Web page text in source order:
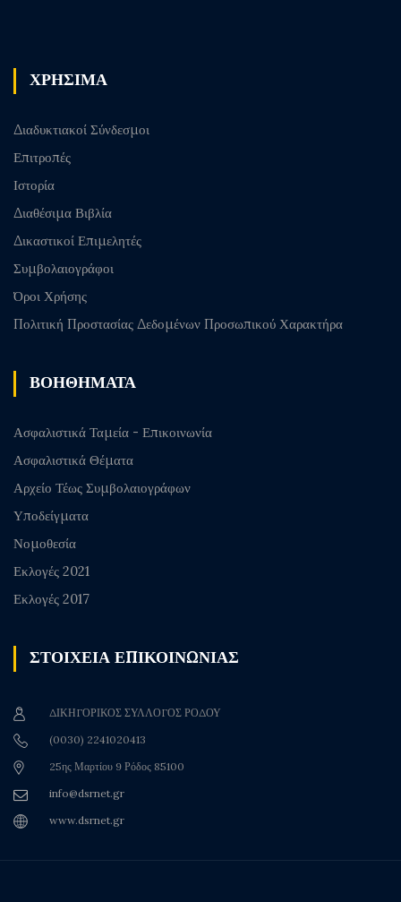
ΧΡΗΣΙΜΑ
Διαδυκτιακοί Σύνδεσμοι
Επιτροπές
Ιστορία
Διαθέσιμα Βιβλία
Δικαστικοί Επιμελητές
Συμβολαιογράφοι
Όροι Χρήσης
Πολιτική Προστασίας Δεδομένων Προσωπικού Χαρακτήρα
ΒΟΗΘΗΜΑΤΑ
Ασφαλιστικά Ταμεία - Επικοινωνία
Ασφαλιστικά Θέματα
Αρχείο Τέως Συμβολαιογράφων
Υποδείγματα
Νομοθεσία
Εκλογές 2021
Εκλογές 2017
ΣΤΟΙΧΕΙΑ ΕΠΙΚΟΙΝΩΝΙΑΣ
ΔΙΚΗΓΟΡΙΚΟΣ ΣΥΛΛΟΓΟΣ ΡΟΔΟΥ
(0030) 2241020413
25ης Μαρτίου 9 Ρόδος 85100
info@dsrnet.gr
www.dsrnet.gr